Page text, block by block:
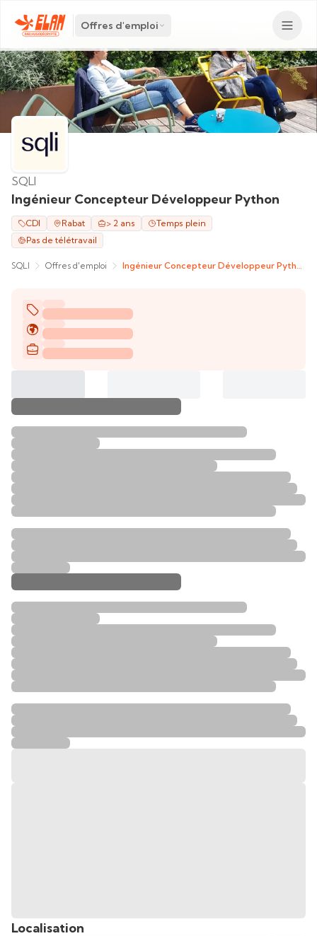
Offres d'emploi
Ingénieur Concepteur Développeur Python
SQLI
CDI Rabat > 2 ans
Temps plein
Pas de télétravail
SQLI Offres d'emploi Ingénieur Concepteur Développeur Python
Localisation